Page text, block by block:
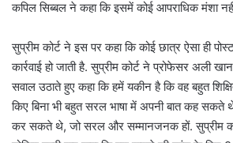
कपिल सिब्बल ने कहा कि इसमें कोई आपराधिक मंशा
सुप्रीम कोर्ट ने इस पर कहा कि कोई छात्र ऐसा ही
कार्रवाई हो जाती है. सुप्रीम कोर्ट ने प्रोफेसर अली
सवाल उठाते हुए कहा कि हमें यकीन है कि वह बहुत
किए बिना भी बहुत सरल भाषा में अपनी बात कह सकते
कर सकते थे, जो सरल और सम्मानजनक हों. सुप्रीम